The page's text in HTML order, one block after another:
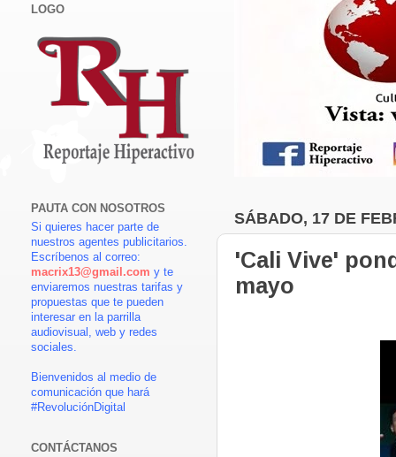
SÁBADO, 17 DE
'Cali Vive'
mayo
LOGO
PAUTA CON NOSOTROS
Si quieres hacer parte de
nuestros agentes publicitarios.
Escríbenos al correo:
macrix13@gmail.com y te
enviaremos nuestras tarifas y
propuestas que te pueden
interesar en la parrilla
audiovisual, web y redes
sociales.
Bienvenidos al medio de
comunicación que hará
#RevoluciónDigital
CONTÁCTANOS